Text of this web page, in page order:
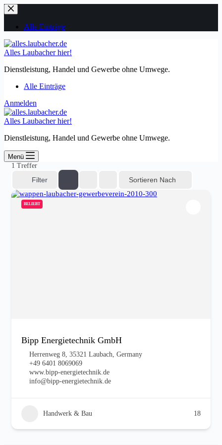
Zum
Inhalt
springenAlle Einträge
Alles Laubacher hier!
Dienstleistung, Handel und Gewerbe ohne Umwege.
Alle Einträge
Anmelden
Alles Laubacher hier!
Dienstleistung, Handel und Gewerbe ohne Umwege.
Menü
1 Treffer
Filter Sortieren Nach
BELIEBT
Bipp Energietechnik GmbH
Herrenweg 8, 35321 Laubach, Germany
+49 6401 8069069‬
www.bipp-energietechnik.de
info@bipp-energietechnik.de
Handwerk & Bau 18